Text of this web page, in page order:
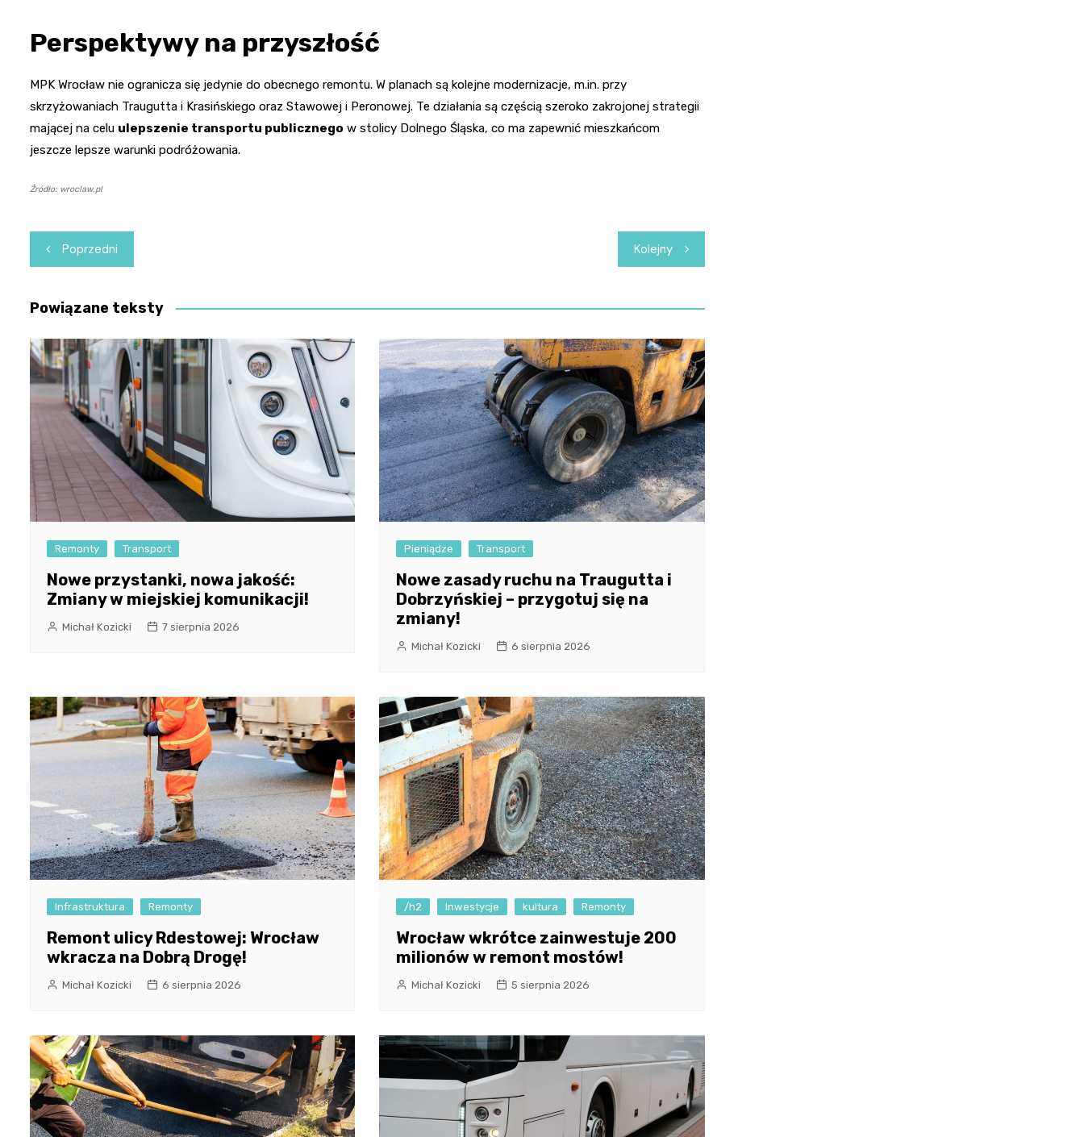
Perspektywy na przyszłość
MPK Wrocław nie ogranicza się jedynie do obecnego remontu. W planach są kolejne modernizacje, m.in. przy
skrzyżowaniach Traugutta i Krasińskiego oraz Stawowej i Peronowej. Te działania są częścią szeroko zakrojonej strategii
mającej na celu ulepszenie transportu publicznego w stolicy Dolnego Śląska, co ma zapewnić mieszkańcom
jeszcze lepsze warunki podróżowania.
Źródło: wroclaw.pl
Nawigacja
wpisu
Poprzedni Kolejny
Powiązane teksty
Remonty Transport
Nowe przystanki, nowa jakość:
Zmiany w miejskiej komunikacji!
Michał Kozicki 7 sierpnia 2026
Pieniądze Transport
Nowe zasady ruchu na Traugutta i
Dobrzyńskiej – przygotuj się na
zmiany!
Michał Kozicki 6 sierpnia 2026
Infrastruktura Remonty
Remont ulicy Rdestowej: Wrocław
wkracza na Dobrą Drogę!
Michał Kozicki 6 sierpnia 2026
/h2 Inwestycje kultura Remonty
Wrocław wkrótce zainwestuje 200
milionów w remont mostów!
Michał Kozicki 5 sierpnia 2026